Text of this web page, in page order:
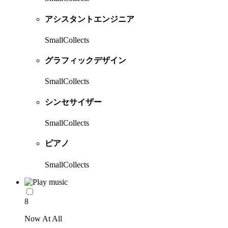
アシスタントエンジニア
SmallCollects
グラフィックデザイン
SmallCollects
シンセサイザー
SmallCollects
ピアノ
SmallCollects
8
Now At All